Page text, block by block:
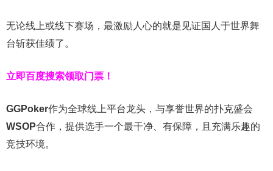
无论线上或线下赛场，最激励人心的就是见证国人于世界舞
台斩获佳绩了。
立即百度搜索领取门票！
GGPoker作为全球线上平台龙头，与享誉世界的扑克盛会
WSOP合作，提供选手一个最干净、有保障，且充满乐趣的
竞技环境。